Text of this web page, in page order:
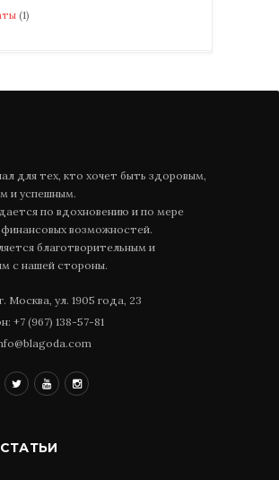
(1)
для тех, кто хочет быть здоровым,
и успешным.
по вдохновению и по мере
финансовых возможностей.
благотворительным и
с нашей стороны.
Москва, ул. 1905 года, 23
+7 (967) 138-57-81